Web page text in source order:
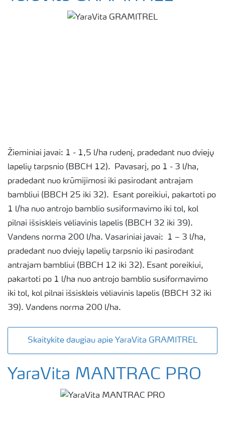
Žieminiai javai: 1 - 1,5 l/ha rudenį, pradedant nuo dviejų
lapelių tarpsnio (BBCH 12). Pavasarį, po 1 - 3 l/ha,
pradedant nuo krūmijimosi iki pasirodant antrajam
bambliui (BBCH 25 iki 32). Esant poreikiui, pakartoti po
1 l/ha nuo antrojo bamblio susiformavimo iki tol, kol
pilnai išsiskleis vėliavinis lapelis (BBCH 32 iki 39).
Vandens norma 200 l/ha. Vasariniai javai: 1 – 3 l/ha,
pradedant nuo dviejų lapelių tarpsnio iki pasirodant
antrajam bambliui (BBCH 12 iki 32). Esant poreikiui,
pakartoti po 1 l/ha nuo antrojo bamblio susiformavimo
iki tol, kol pilnai išsiskleis vėliavinis lapelis (BBCH 32 iki
39). Vandens norma 200 l/ha.
Skaitykite daugiau apie YaraVita GRAMITREL
YaraVita MANTRAC PRO